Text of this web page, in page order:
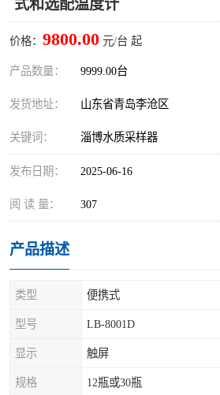
式和选配温度计
价格： 9800.00 元/台 起
产品数量： 9999.00台
发货地址： 山东省青岛李沧区
关键词： 淄博水质采样器
发布日期： 2025-06-16
阅 读 量： 307
产品描述
类型 便携式
型号 LB-8001D
显示 触屏
规格 12瓶或30瓶
新宇宙仪器
烟尘净化器